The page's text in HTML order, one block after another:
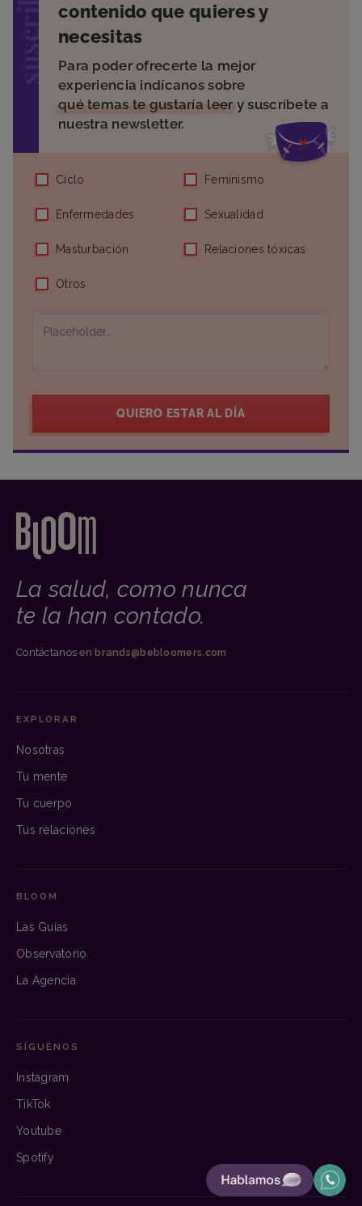
contenido que quieres y
necesitas
Para poder ofrecerte la mejor
experiencia indícanos sobre
qué temas te gustaría leer y suscríbete a
nuestra newsletter.
Ciclo Feminismo
Enfermedades Sexualidad
Masturbación Relaciones tóxicas
Otros
QUIERO ESTAR AL DÍA
La salud, como nunca
te la han contado.
Contáctanos en brands@bebloomers.com
EXPLORAR
Nosotras
Tu mente
Tu cuerpo
Tus relaciones
BLOOM
Las Guías
Observatorio
La Agencia
SÍGUENOS
Instagram
TikTok
Youtube
Spotify